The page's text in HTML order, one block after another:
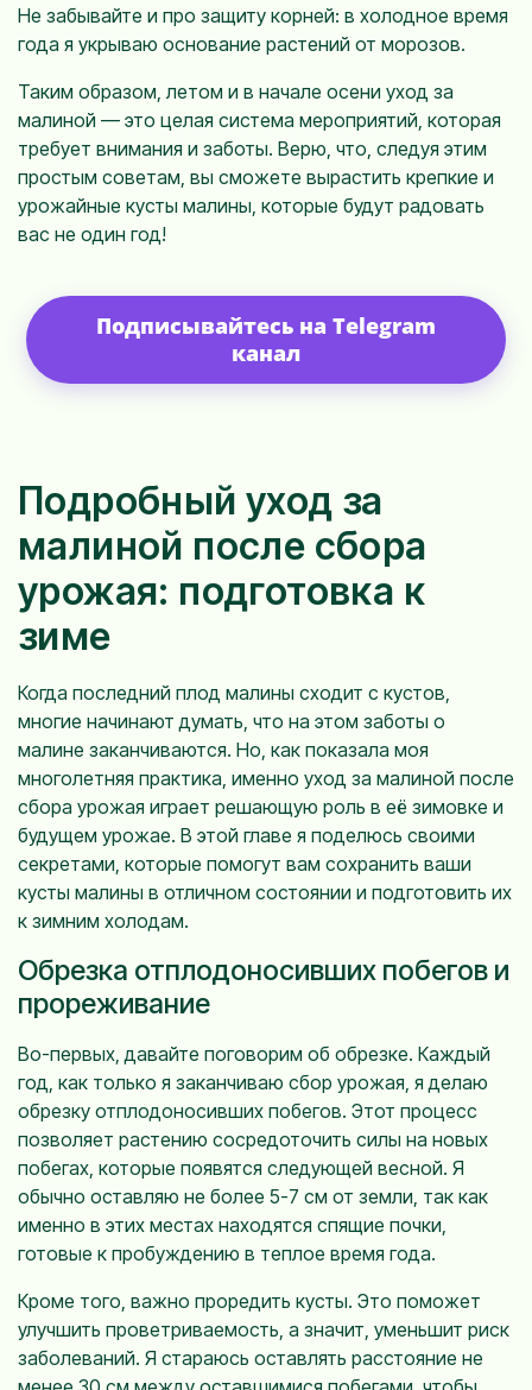
Не забывайте и про защиту корней: в холодное время
года я укрываю основание растений от морозов.
Таким образом, летом и в начале осени уход за
малиной — это целая система мероприятий, которая
требует внимания и заботы. Верю, что, следуя этим
простым советам, вы сможете вырастить крепкие и
урожайные кусты малины, которые будут радовать
вас не один год!
Подписывайтесь на Telegram
канал
Подробный уход за
малиной после сбора
урожая: подготовка к
зиме
Когда последний плод малины сходит с кустов,
многие начинают думать, что на этом заботы о
малине заканчиваются. Но, как показала моя
многолетняя практика, именно уход за малиной после
сбора урожая играет решающую роль в её зимовке и
будущем урожае. В этой главе я поделюсь своими
секретами, которые помогут вам сохранить ваши
кусты малины в отличном состоянии и подготовить их
к зимним холодам.
Обрезка отплодоносивших побегов и
прореживание
Во-первых, давайте поговорим об обрезке. Каждый
год, как только я заканчиваю сбор урожая, я делаю
обрезку отплодоносивших побегов. Этот процесс
позволяет растению сосредоточить силы на новых
побегах, которые появятся следующей весной. Я
обычно оставляю не более 5-7 см от земли, так как
именно в этих местах находятся спящие почки,
готовые к пробуждению в теплое время года.
Кроме того, важно проредить кусты. Это поможет
улучшить проветриваемость, а значит, уменьшит риск
заболеваний. Я стараюсь оставлять расстояние не